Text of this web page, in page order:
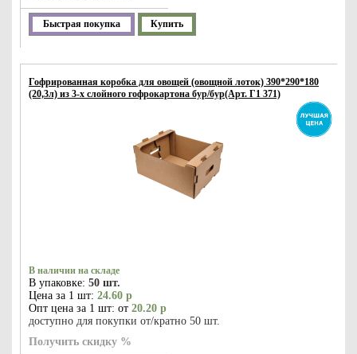
Быстрая покупка Купить
Гофрированная коробка для овощей (овощной лоток) 390*290*180
(20,3л) из 3-х слойного гофрокартона бур/бур(Арт. Г1 371)
В наличии на складе
В упаковке: 50 шт.
Цена за 1 шт: 24.60 р
Опт цена за 1 шт: от 20.20 р
доступно для покупки от/кратно 50 шт.
Получить скидку %